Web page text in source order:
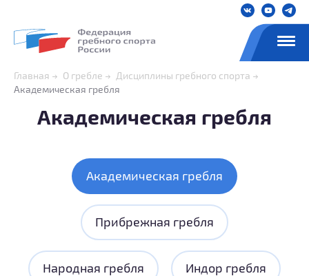
Главная О гребле
Дисциплины гребного спорта
Академическая гребля
Академическая гребля
Академическая гребля
Прибрежная гребля
Народная гребля Индор гребля